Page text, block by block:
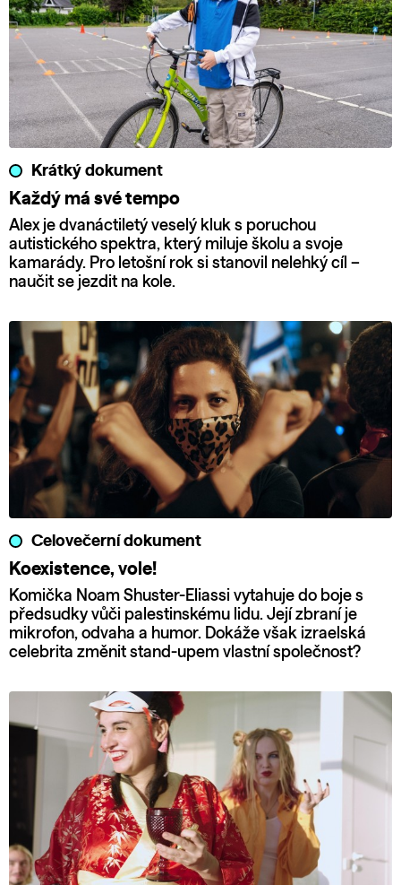
Krátký dokument
Každý má své tempo
Alex je dvanáctiletý veselý kluk s poruchou
autistického spektra, který miluje školu a svoje
kamarády. Pro letošní rok si stanovil nelehký cíl –
naučit se jezdit na kole.
Celovečerní dokument
Koexistence, vole!
Komička Noam Shuster-Eliassi vytahuje do boje s
předsudky vůči palestinskému lidu. Její zbraní je
mikrofon, odvaha a humor. Dokáže však izraelská
celebrita změnit stand-upem vlastní společnost?